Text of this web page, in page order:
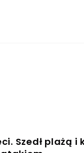
Szedł plażą